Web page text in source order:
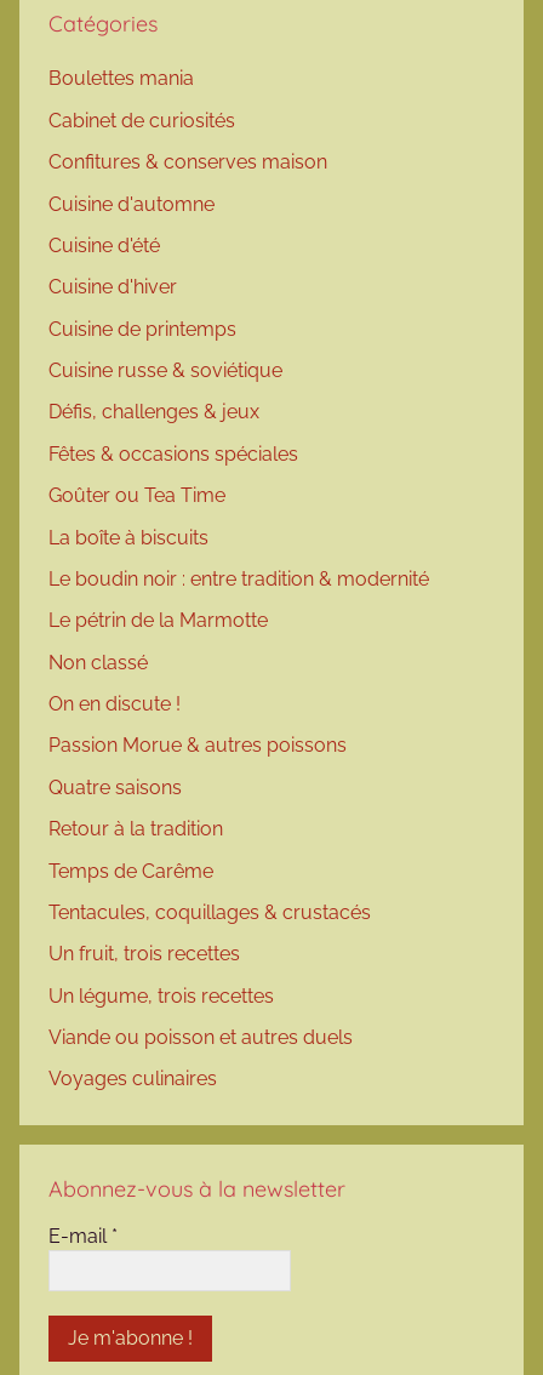
Catégories
Boulettes mania
Cabinet de curiosités
Confitures & conserves maison
Cuisine d'automne
Cuisine d'été
Cuisine d'hiver
Cuisine de printemps
Cuisine russe & soviétique
Défis, challenges & jeux
Fêtes & occasions spéciales
Goûter ou Tea Time
La boîte à biscuits
Le boudin noir : entre tradition & modernité
Le pétrin de la Marmotte
Non classé
On en discute !
Passion Morue & autres poissons
Quatre saisons
Retour à la tradition
Temps de Carême
Tentacules, coquillages & crustacés
Un fruit, trois recettes
Un légume, trois recettes
Viande ou poisson et autres duels
Voyages culinaires
Abonnez-vous à la newsletter
E-mail *